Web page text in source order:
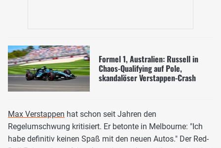
Formel 1, Australien: Russell in
Chaos-Qualifying auf Pole,
skandalöser Verstappen-Crash
Max Verstappen hat schon seit Jahren den
Regelumschwung kritisiert. Er betonte in Melbourne: "Ich
habe definitiv keinen Spaß mit den neuen Autos." Der Red-